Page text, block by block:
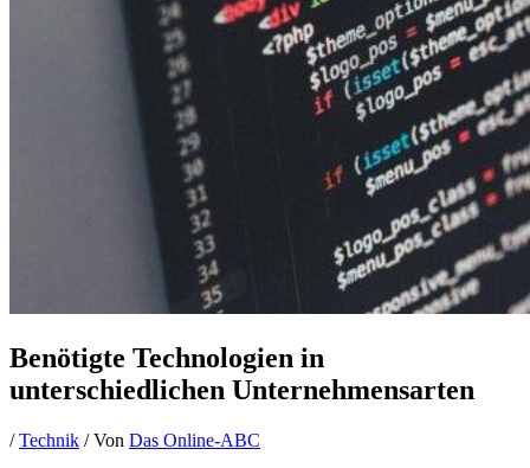
Benötigte Technologien in
unterschiedlichen Unternehmensarten
/Technik / Von Das Online-ABC